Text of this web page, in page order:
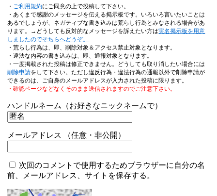
・ ご利用規約にご同意の上で投稿して下さい。
・あくまで感謝のメッセージを伝える掲示板です。いろいろ言いたいことは
あるでしょうが、ネガティブな書き込みは荒らし行為とみなされる場合があ
ります。→どうしても反対的なメッセージを訴えたい方は実名掲示板を用意
しましたのでそちらへどうぞ。
・荒らし行為は、即、削除対象＆アクセス禁止対象となります。
・違法な内容の書き込みは、即、通報対象となります。
・一度掲載された投稿は修正できません。どうしても取り消したい場合には
削除申請をして下さい。ただし違反行為・違法行為の通報以外で削除申請が
できるのは、ご自身のメールアドレスが入力された投稿に限ります。
・確認ページなどなくそのまま送信されますのでご注意下さい。
ハンドルネーム（お好きなニックネームで）
メールアドレス （任意・非公開）
次回のコメントで使用するためブラウザーに自分の名
前、メールアドレス、サイトを保存する。